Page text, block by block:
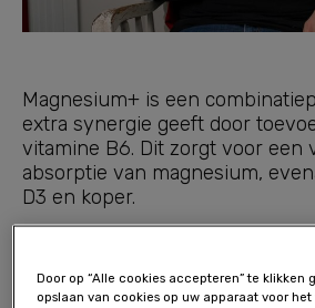
Magnesium+ is een
extra synergie geeft door
vitamine B6. Dit zorgt voor een
absorptie van magnesium,
D3 en koper.
Dit product is zorgvuldig
beste gezondheidseffecten te
Door op “Alle cookies accepteren” te klikken
opslaan van cookies op uw apparaat voor